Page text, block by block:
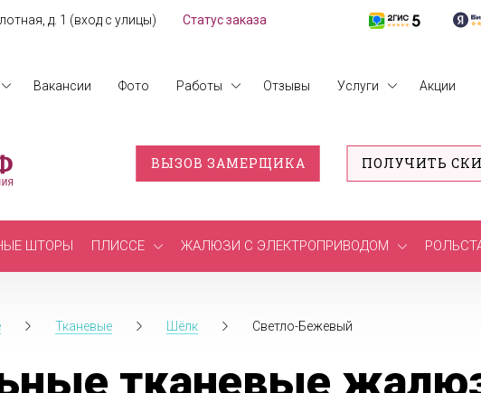
д. 1 (вход с улицы) Статус заказа
Вакансии Фото Работы Отзывы Услуги Акции
ВЫЗОВ ЗАМЕРЩИКА ПОЛУЧИТЬ
ШТОРЫ ПЛИССЕ ЖАЛЮЗИ С ЭЛЕКТРОПРИВОДОМ
Тканевые Шёлк Светло-Бежевый
тканевые